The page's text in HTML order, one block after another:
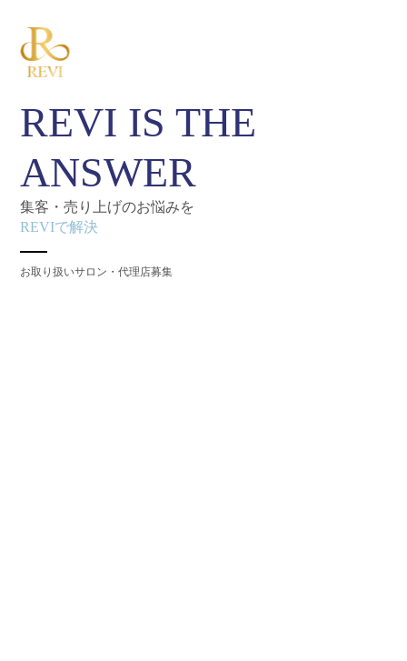
REVI IS THE
ANSWER
集客・売り上げのお悩みを
REVIで解決
お取り扱いサロン・代理店募集